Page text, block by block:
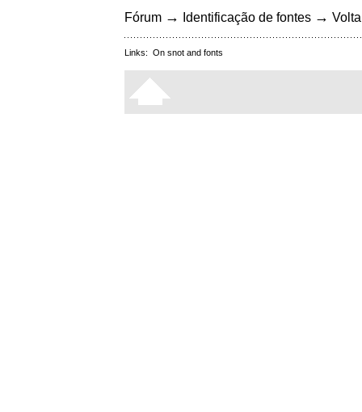
Fórum → Identificação de fontes →
Links: On snot and fonts